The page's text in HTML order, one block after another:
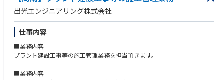
・ご経験に応じて裁量の範囲やリード領域を調整しながら、段階的に独り
立ちを支援します
☆★☆ エナーバンクってどんな会社？ ☆★☆
2018年創業以来、電力需要家目線でのエネルギー調達の最適化を推進する
スタートアップです。
主力プロダクトである法人向け電力リバースオークション『エネオク』を
はじめ、環境価値取引サービス『グリーンチケット』や、太陽光発電設備
を続けてきました。成功と失敗を繰り返しながら課題と向き合い、ひとつ
ひとつ答えを見つけてきました。私たちには、こうして積み重ねてきた
様々なノウハウがあります。経験という確かな歩みによって磨かれ、生ま
れてきた数多くの知恵と技術があります。
だからこそ、その解決力と専門力をお客様のために役立てたい。ユーザー
の視点を活かした提案で、お客様のプラントを支えるパートナーとなりた
い。私たちは、お客様にとっての最適とは何かを考えるエンジニアリング
出光エンジニアリング株式会社
仕事内容
■業務内容
プラント建設工事等の施工管理業務を担当頂きます。
■業務内容